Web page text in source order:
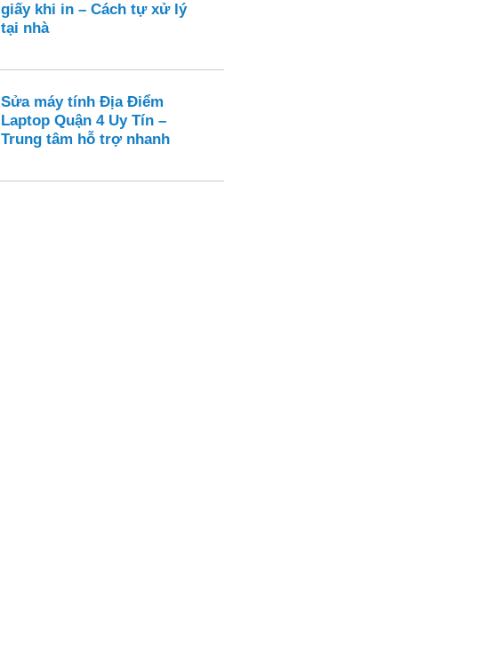
giấy khi in – Cách tự xử lý
tại nhà
Sửa máy tính Địa Điểm
Laptop Quận 4 Uy Tín –
Trung tâm hỗ trợ nhanh